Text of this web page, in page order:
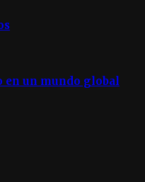
en un mundo global